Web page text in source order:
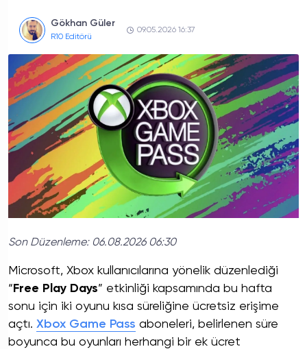
Gökhan Güler
R10 Editörü
09.05.2026 16:37
Son Düzenleme: 06.08.2026 06:30
Microsoft, Xbox kullanıcılarına yönelik düzenlediği
“ Free Play Days” etkinliği kapsamında bu hafta
sonu için iki oyunu kısa süreliğine ücretsiz erişime
açtı. Xbox Game Pass aboneleri, belirlenen süre
boyunca bu oyunları herhangi bir ek ücret